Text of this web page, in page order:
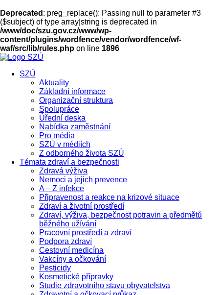
Deprecated : preg_replace(): Passing null to parameter #3
($subject) of type array|string is deprecated in
/www/doc/szu.gov.cz/www/wp-
content/plugins/wordfence/vendor/wordfence/wf-
waf/src/lib/rules.php on line 1896
SZÚ
Aktuality
Základní informace
Organizační struktura
Spolupráce
Úřední deska
Nabídka zaměstnání
Pro média
SZÚ v médiích
Z odborného života SZÚ
Témata zdraví a bezpečnosti
Zdravá výživa
Nemoci a jejich prevence
A – Z infekce
Připravenost a reakce na krizové situace
Zdraví a životní prostředí
Zdraví, výživa, bezpečnost potravin a předmětů
běžného užívání
Pracovní prostředí a zdraví
Podpora zdraví
Cestovní medicína
Vakcíny a očkování
Pesticidy
Kosmetické přípravky
Studie zdravotního stavu obyvatelstva